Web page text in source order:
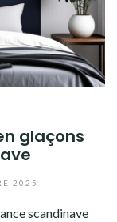
glaçons
2025
scandinave